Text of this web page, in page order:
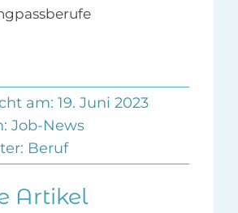
am: 19. Juni 2023
Job-News
Beruf
Artikel